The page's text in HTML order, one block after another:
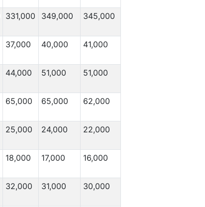
331,000 349,000 345,000
37,000 40,000 41,000
44,000 51,000 51,000
65,000 65,000 62,000
25,000 24,000 22,000
18,000 17,000 16,000
32,000 31,000 30,000